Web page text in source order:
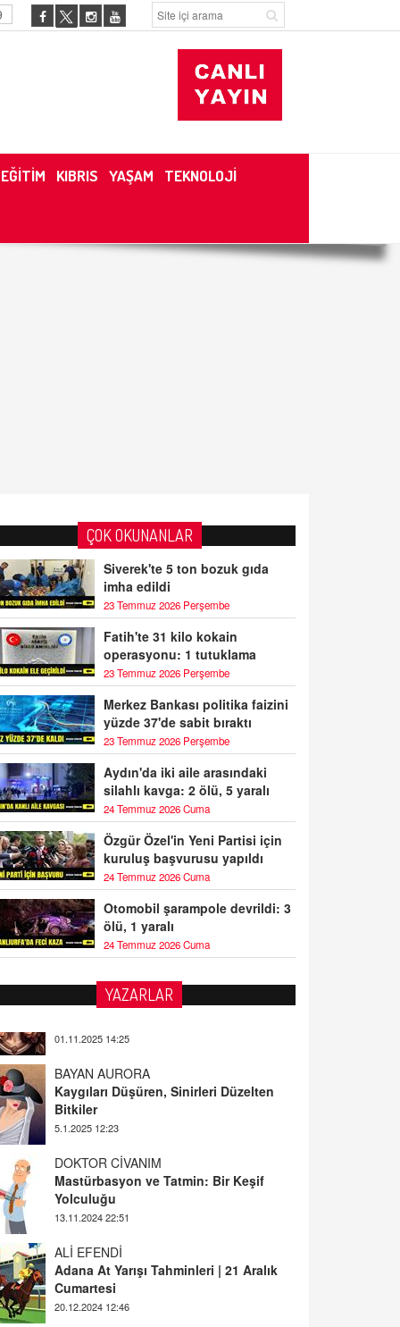
EĞİTİM KIBRIS YAŞAM TEKNOLOJİ
ÇOK OKUNANLAR
Siverek'te 5 ton bozuk gıda
imha edildi
23 Temmuz 2026 Perşembe
Fatih'te 31 kilo kokain
operasyonu: 1 tutuklama
23 Temmuz 2026 Perşembe
Merkez Bankası politika faizini
yüzde 37'de sabit bıraktı
23 Temmuz 2026 Perşembe
Aydın'da iki aile arasındaki
silahlı kavga: 2 ölü, 5 yaralı
24 Temmuz 2026 Cuma
Özgür Özel'in Yeni Partisi için
kuruluş başvurusu yapıldı
24 Temmuz 2026 Cuma
Otomobil şarampole devrildi: 3
ölü, 1 yaralı
24 Temmuz 2026 Cuma
YAZARLAR
BAYAN AURORA
Bitkiler
5.1.2025 12:23
DOKTOR CİVANIM
Yolculuğu
13.11.2024 22:51
ALİ EFENDİ
Cumartesi
20.12.2024 12:46
TUTKUNUN PERİSİ